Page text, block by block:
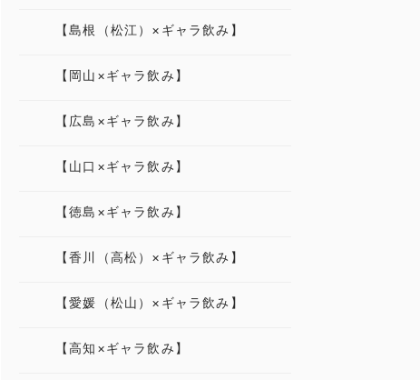
【島根（松江）×ギャラ飲み】
【岡山×ギャラ飲み】
【広島×ギャラ飲み】
【山口×ギャラ飲み】
【徳島×ギャラ飲み】
【香川（高松）×ギャラ飲み】
【愛媛（松山）×ギャラ飲み】
【高知×ギャラ飲み】